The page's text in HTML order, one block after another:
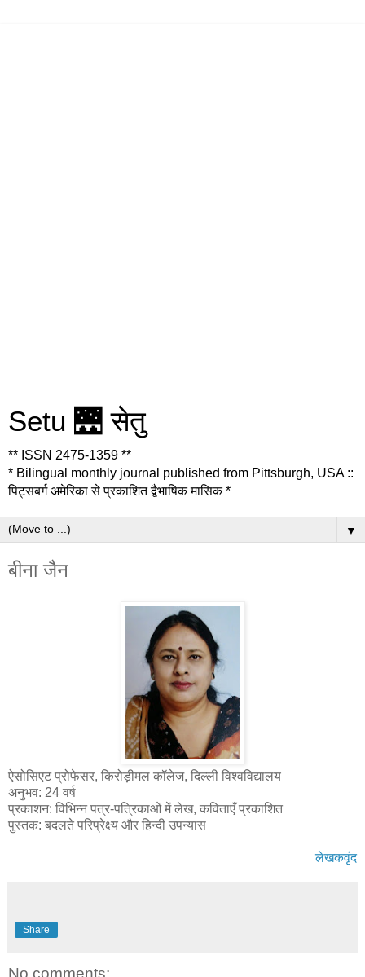
Setu 🌉 सेतु
** ISSN 2475-1359 **
* Bilingual monthly journal published from Pittsburgh, USA ::
पिट्सबर्ग अमेरिका से प्रकाशित द्वैभाषिक मासिक *
▼
बीना जैन
ऐसोसिएट प्रोफेसर, किरोड़ीमल कॉलेज, दिल्ली विश्वविद्यालय
अनुभव: 24 वर्ष
प्रकाशन: विभिन्न पत्र-पत्रिकाओं में लेख, कविताएँ प्रकाशित
पुस्तक: बदलते परिप्रेक्ष्य और हिन्दी उपन्यास
लेखकवृंद
Share
No comments: